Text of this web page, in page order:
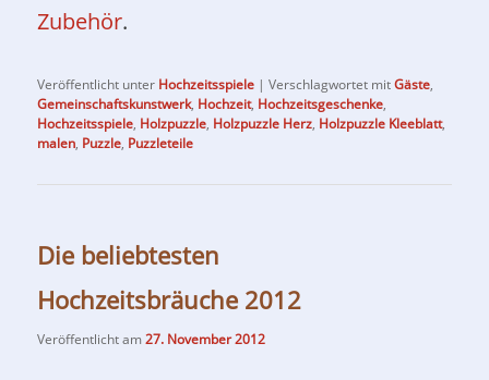
Zubehör.
Veröffentlicht unter Hochzeitsspiele |Verschlagwortet mitGäste,
Gemeinschaftskunstwerk, Hochzeit, Hochzeitsgeschenke,
Hochzeitsspiele, Holzpuzzle, Holzpuzzle Herz, Holzpuzzle Kleeblatt,
malen, Puzzle, Puzzleteile
Die beliebtesten
Hochzeitsbräuche 2012
Veröffentlicht am27. November 2012